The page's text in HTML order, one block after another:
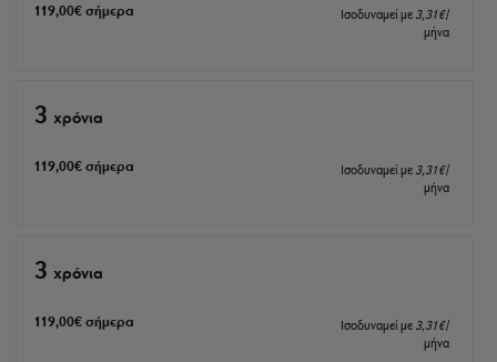
119,00€σήμερα Ισοδυναμεί με 3,31€/
μήνα
3 xρόνια
119,00€σήμερα Ισοδυναμεί με 3,31€/
μήνα
3 xρόνια
119,00€σήμερα Ισοδυναμεί με 3,31€/
μήνα